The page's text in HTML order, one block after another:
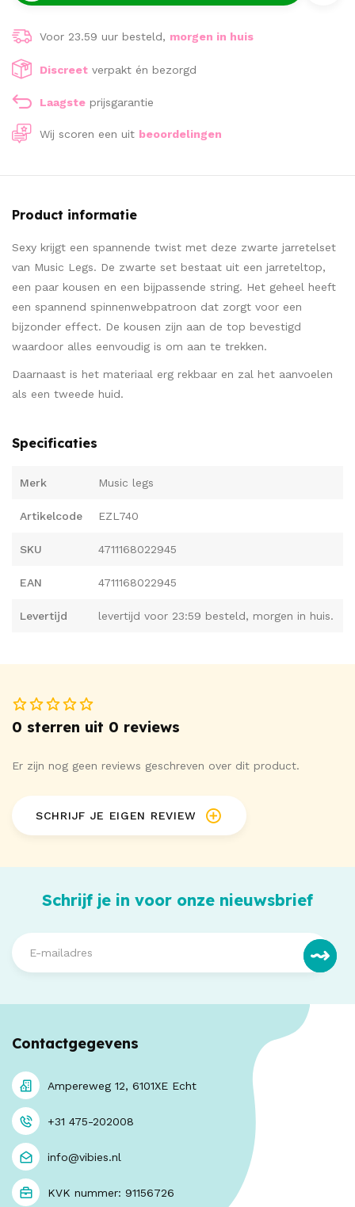
Voor 23.59 uur besteld, morgen in huis
Discreet verpakt én bezorgd
Laagste prijsgarantie
Wij scoren een uit beoordelingen
Product informatie
Sexy krijgt een spannende twist met deze zwarte jarretelset
van Music Legs. De zwarte set bestaat uit een jarreteltop,
een paar kousen en een bijpassende string. Het geheel heeft
een spannend spinnenwebpatroon dat zorgt voor een
bijzonder effect. De kousen zijn aan de top bevestigd
waardoor alles eenvoudig is om aan te trekken.
Daarnaast is het materiaal erg rekbaar en zal het aanvoelen
als een tweede huid.
Specificaties
Merk Music legs
Artikelcode EZL740
SKU 4711168022945
EAN 4711168022945
Levertijd levertijd voor 23:59 besteld, morgen in huis.
0 sterren uit 0 reviews
Er zijn nog geen reviews geschreven over dit product.
SCHRIJF JE EIGEN REVIEW
Schrijf je in voor onze nieuwsbrief
Contactgegevens
Ampereweg 12, 6101XE Echt
+31 475-202008
info@vibies.nl
KVK nummer: 91156726